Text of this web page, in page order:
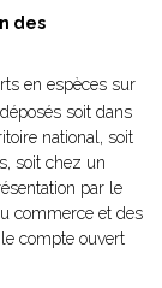
des
en espèces sur
soit dans
national, soit
soit chez un
par le
commerce et des
compte ouvert